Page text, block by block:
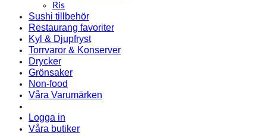
Ris
Sushi tillbehör
Restaurang favoriter
Kyl & Djupfryst
Torrvaror & Konserver
Drycker
Grönsaker
Non-food
Våra Varumärken
Logga in
Våra butiker